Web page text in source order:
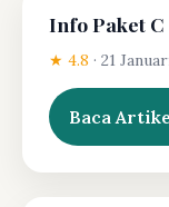
Info Paket C
★ 4.8 · 21
Baca